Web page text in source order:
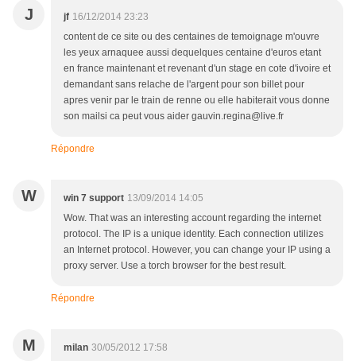
J jf 16/12/2014 23:23
content de ce site ou des centaines de temoignage m'ouvre
les yeux arnaquee aussi dequelques centaine d'euros etant
en france maintenant et revenant d'un stage en cote d'ivoire et
demandant sans relache de l'argent pour son billet pour
apres venir par le train de renne ou elle habiterait vous donne
son mailsi ca peut vous aider gauvin.regina@live.fr
Répondre
W win 7 support 13/09/2014 14:05
Wow. That was an interesting account regarding the internet
protocol. The IP is a unique identity. Each connection utilizes
an Internet protocol. However, you can change your IP using a
proxy server. Use a torch browser for the best result.
Répondre
M milan 30/05/2012 17:58